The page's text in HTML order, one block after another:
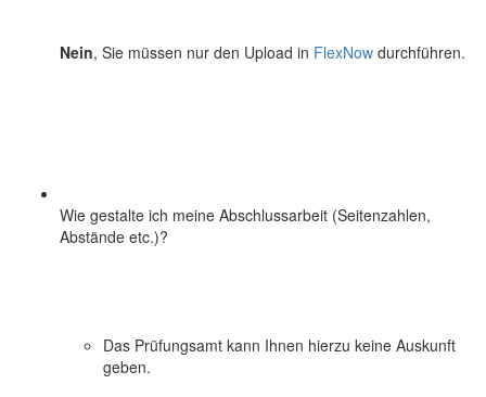
Nein, Sie müssen nur den Upload in FlexNow durchführen.
Wie gestalte ich meine Abschlussarbeit (Seitenzahlen,
Abstände etc.)?
Das Prüfungsamt kann Ihnen hierzu keine Auskunft
geben.